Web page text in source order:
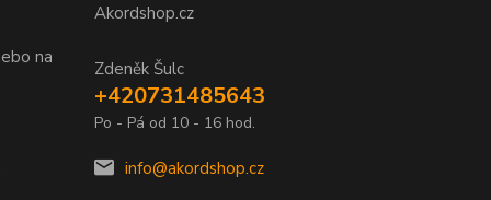
na
Akordshop.cz
Zdeněk Šulc
+420731485643
Po - Pá od 10 - 16 hod.
info@akordshop.cz